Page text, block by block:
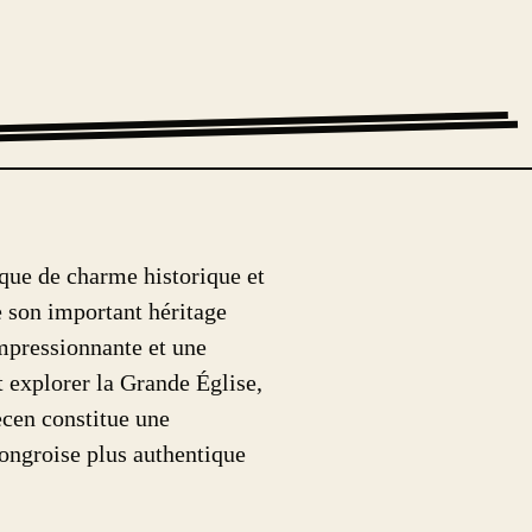
de charme historique et
son important héritage
et une
explorer la Grande Église,
constitue une
plus authentique